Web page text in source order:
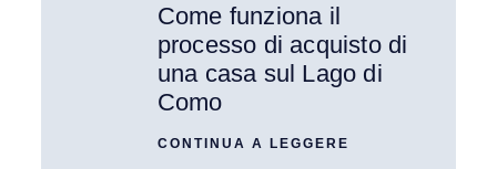
Come funziona il
processo di acquisto di
una casa sul Lago di
Como
CONTINUA A LEGGERE